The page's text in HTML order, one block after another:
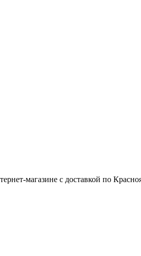
магазине с доставкой по